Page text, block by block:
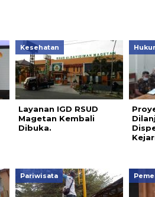
Kesehatan
Layanan IGD RSUD
Magetan Kembali
Dibuka.
Pariwisata